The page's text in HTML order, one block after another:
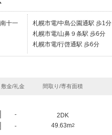
十一
札幌市電/中島公園通駅 歩1分
札幌市電/山鼻９条駅 歩6分
札幌市電/行啓通駅 歩6分
敷金/礼金 間取り/専有面積
-
-
2DK
49.63m2